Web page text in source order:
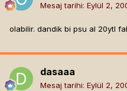
Mesaj tarihi: Eylül 2,
olabilir. dandik bi psu al 20ytl
dasaaa
Mesaj tarihi: Eylül 2,